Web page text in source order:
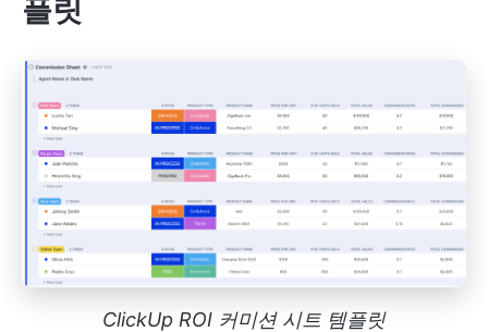
플릿
ClickUp ROI 커미션 시트 템플릿